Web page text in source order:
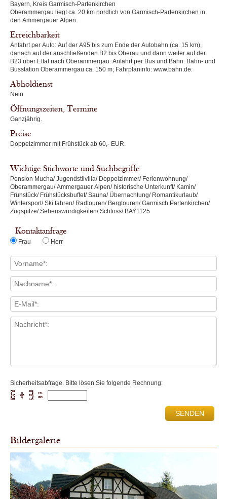
Bayern, Kreis Garmisch-Partenkirchen
Oberammergau liegt ca. 20 km nördlich von Garmisch-Partenkirchen in
den Ammergauer Alpen.
Erreichbarkeit
Anfahrt per Auto: Auf der A95 bis zum Ende der Autobahn (ca. 15 km),
danach auf der anschließenden B2 bis Oberau und dann weiter auf der
B23 über Ettal nach Oberammergau. Anfahrt per Bus und Bahn: Bahn- und
Busstation Oberammergau ca. 150 m; Fahrplaninfo: www.bahn.de.
Abholdienst
Nein
Öffnungszeiten, Termine
Ganzjährig.
Preise
Doppelzimmer mit Frühstück ab 60,- EUR.
Wichtige Stichworte und Suchbegriffe
Pension Mucha/ Jugendstilvilla/ Doppelzimmer/ Ferienwohnung/
Oberammergau/ Ammergauer Alpen/ historische Unterkunft/ Kamin/
Frühstück/ Frühstücksbuffet/ Sauna/ Übernachtung/ Romantikurlaub/
Wintersport/ Ski fahren/ Radtouren/ Bergtouren/ Garmisch Partenkirchen/
Zugspitze/ Sehenswürdigkeiten/ Schloss/ BAY1125
Kontaktanfrage
Frau Herr
Sicherheitsabfrage. Bitte lösen Sie folgende Rechnung:
PE6         GB5
A      W      B   CJL
JJP   XN9   G3O
E D    Q      M   NMS
Bildergalerie